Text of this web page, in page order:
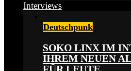
Interviews
Deutschpunk
SOKO LINX IM
IHREM NEUEN